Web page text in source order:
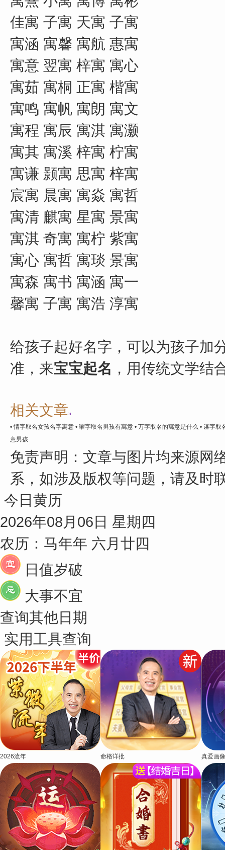
佳寓 子寓 天寓 子寓
寓涵 寓馨 寓航 惠寓
寓意 翌寓 梓寓 寓心
寓茹 寓桐 正寓 楷寓
寓鸣 寓帆 寓朗 寓文
寓程 寓辰 寓淇 寓灏
寓其 寓溪 梓寓 柠寓
寓谦 颢寓 思寓 梓寓
宸寓 晨寓 寓焱 寓哲
寓清 麒寓 星寓 景寓
寓淇 奇寓 寓柠 紫寓
寓心 寓哲 寓琰 景寓
寓森 寓书 寓涵 寓一
馨寓 子寓 寓浩 淳寓
给孩子起好名字，可以为孩子加
准，来宝宝起名 ，用传统文学结
相关文章
• 情字取名女孩名字寓意 • 曜字取名男孩有寓意 • 万字取名的寓意是什么 • 谋字取
意男孩
免责声明： 文章与图片均来源网
系，如涉及版权等问题，请及时
今日黄历
2026年08月06日 星期四
农历：马年年 六月廿四
日值岁破
大事不宜
查询其他日期
实用工具查询
2026流年 命格详批 真爱画像